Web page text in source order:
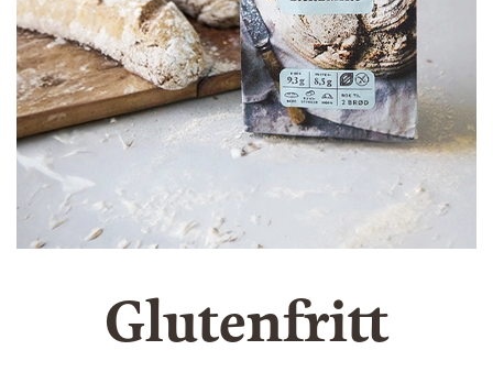
Glutenfritt